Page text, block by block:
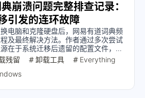
崩溃问题完整排查记录：
引发的连环故障
电脑和克隆硬盘后，网易有道词典频
及最终解决方法。作者通过多次尝试
在于系统迁移后遗留的配置文件，并
成功解决问题。
残留 卸载工具
Everything